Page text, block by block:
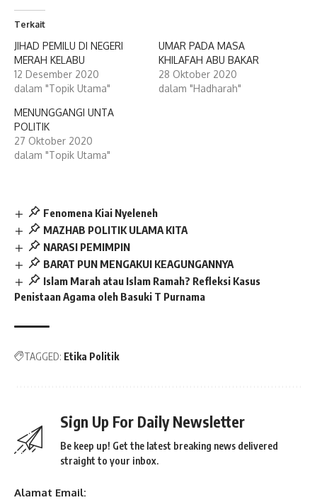
Terkait
JIHAD PEMILU DI NEGERI
MERAH KELABU
12 Desember 2020
dalam "Topik Utama"
UMAR PADA MASA
KHILAFAH ABU BAKAR
28 Oktober 2020
dalam "Hadharah"
MENUNGGANGI UNTA
POLITIK
27 Oktober 2020
dalam "Topik Utama"
Fenomena Kiai Nyeleneh
MAZHAB POLITIK ULAMA KITA
NARASI PEMIMPIN
BARAT PUN MENGAKUI KEAGUNGANNYA
Islam Marah atau Islam Ramah? Refleksi Kasus
Penistaan Agama oleh Basuki T Purnama
TAGGED: Etika Politik
Sign Up For Daily Newsletter
Be keep up! Get the latest breaking news delivered
straight to your inbox.
Alamat Email: